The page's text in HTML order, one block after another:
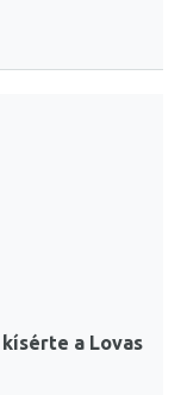
a Lovas